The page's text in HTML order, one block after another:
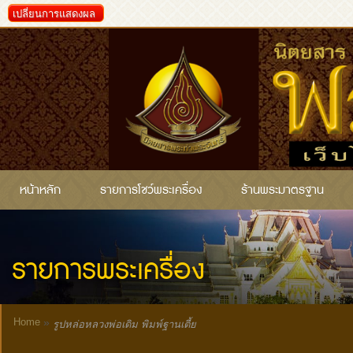
เปลี่ยนการแสดงผล
หน้าหลัก รายการโชว์พระเครื่อง ร้านพระมาตรฐาน
รายการพระเครื่อง
Home » รูปหล่อหลวงพ่อเดิม พิมพ์ฐานเตี้ย